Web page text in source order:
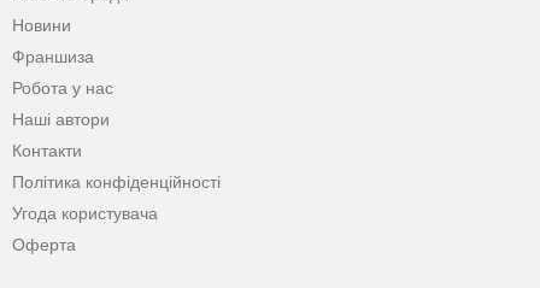
Новини
Франшиза
Робота у нас
Наші автори
Контакти
Політика конфіденційності
Угода користувача
Оферта